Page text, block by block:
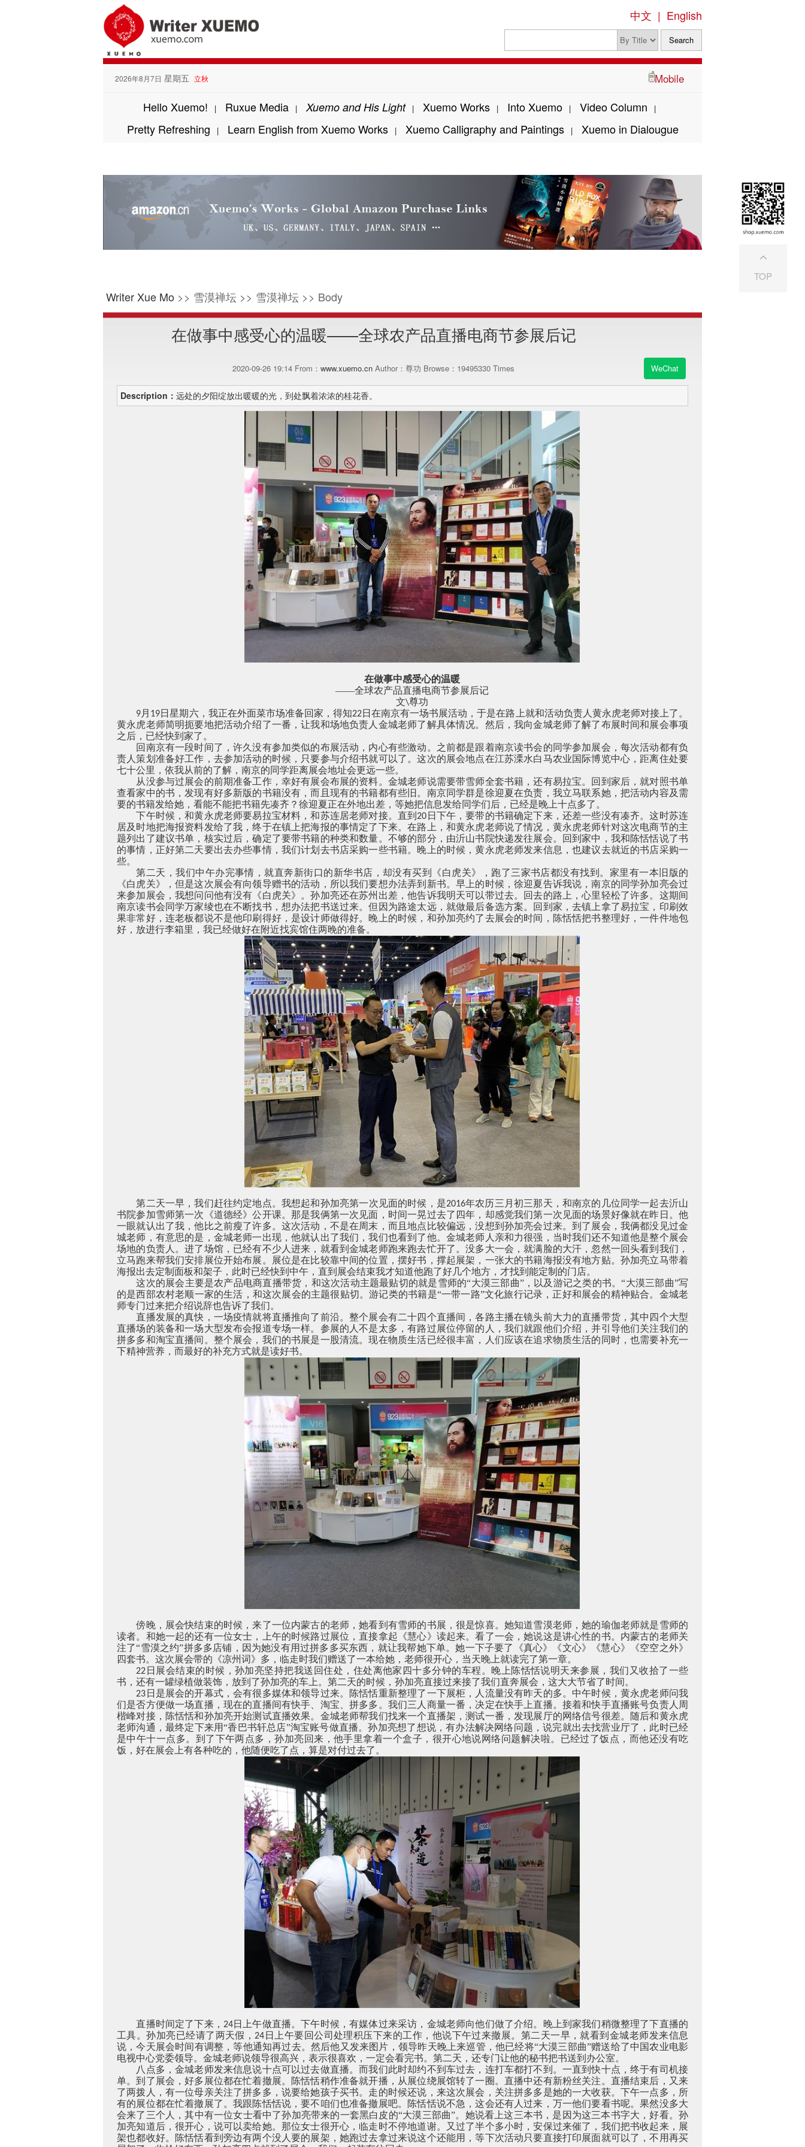
中文 | English
2026年8月7日 星期五 立秋 Mobile
Hello Xuemo! | Ruxue Media | Xuemo and His Light | Xuemo Works | Into Xuemo | Video Column |
Pretty Refreshing | Learn English from Xuemo Works | Xuemo Calligraphy and Paintings | Xuemo in Dialougue
Writer Xue Mo >> 雪漠禅坛 >> 雪漠禅坛 >> Body
在做事中感受心的温暖——全球农产品直播电商节参展后记
2020-09-26 19:14 From： www.xuemo.cn Author：尊功 Browse： 19495330 Times WeChat
Description： 远处的夕阳绽放出暖暖的光，到处飘着浓浓的桂花香。
在做事中感受心的温暖
——全球农产品直播电商节参展后记
文\尊功
9月 19日星期六，我正在外面菜市场准备回家，得知22日在南京有一场书展活动，于是在路上就和活动负责人黄永虎老师对接上了。
黄永虎老师简明扼要地把活动介绍了一番，让我和场地负责人金城老师了解具体情况。然后，我向金城老师了解了布展时间和展会事项
之后，已经快到家了。
回南京有一段时间了，许久没有参加类似的布展活动，内心有些激动。之前都是跟着南京读书会的同学参加展会，每次活动都有负
责人策划准备好工作，去参加活动的时候，只要参与介绍书就可以了。这次的展会地点在江苏溧水白马农业国际博览中心，距离住处要
七十公里，依我从前的了解，南京的同学距离展会地址会更远一些。
从没参与过展会的前期准备工作，幸好有展会布展的资料。金城老师说需要带雪师全套书籍，还有易拉宝。回到家后，就对照书单
查看家中的书，发现有好多新版的书籍没有，而且现有的书籍都有些旧。南京同学群是徐迎夏在负责，我立马联系她，把活动内容及需
要的书籍发给她，看能不能把书籍先凑齐？徐迎夏正在外地出差，等她把信息发给同学们后，已经是晚上十点多了。
下午时候，和黄永虎老师要易拉宝材料，和苏连居老师对接。直到 20 日下午，要带的书籍确定下来，还差一些没有凑齐。这时苏连
居及时地把海报资料发给了我，终于在镇上把海报的事情定了下来。在路上，和黄永虎老师说了情况，黄永虎老师针对这次电商节的主
题列出了建议书单，核实过后，确定了要带书籍的种类和数量。不够的部分，由沂山书院快递发往展会。回到家中，我和陈恬恬说了书
的事情，正好第二天要出去办些事情，我们计划去书店采购一些书籍。晚上的时候，黄永虎老师发来信息，也建议去就近的书店采购一
些。
第二天，我们中午办完事情，就直奔新街口的新华书店，却没有买到《白虎关》，跑了三家书店都没有找到。家里有一本旧版的
《白虎关》，但是这次展会有向领导赠书的活动，所以我们要想办法弄到新书。早上的时候，徐迎夏告诉我说，南京的同学孙加亮会过
来参加展会，我想问问他有没有《白虎关》。孙加亮还在苏州出差，他告诉我明天可以带过去。回去的路上，心里轻松了许多。这期间
南京读书会同学万家绫也在不断找书，想办法把书送过来。但因为路途太远，就做最后备选方案。回到家，去镇上拿了易拉宝，印刷效
果非常好，连老板都说不是他印刷得好，是设计师做得好。晚上的时候，和孙加亮约了去展会的时间，陈恬恬把书整理好，一件件地包
好，放进行李箱里，我已经做好在附近找宾馆住两晚的准备。
第二天一早，我们赶往约定地点。我想起和孙加亮第一次见面的时候，是2016年农历三月初三那天，和南京的几位同学一起去沂山
书院参加雪师第一次《道德经》公开课。那是我俩第一次见面，时间一晃过去了四年，却感觉我们第一次见面的场景好像就在昨日。他
一眼就认出了我，他比之前瘦了许多。这次活动，不是在周末，而且地点比较偏远，没想到孙加亮会过来。到了展会，我俩都没见过金
城老师，有意思的是，金城老师一出现，他就认出了我们，我们也看到了他。金城老师人亲和力很强，当时我们还不知道他是整个展会
场地的负责人。进了场馆，已经有不少人进来，就看到金城老师跑来跑去忙开了。没多大一会，就满脸的大汗，忽然一回头看到我们，
立马跑来帮我们安排展位开始布展。展位是在比较靠中间的位置，摆好书，撑起展架，一张大的书籍海报没有地方贴。孙加亮立马带着
海报出去定制面板和架子，此时已经快到中午，直到展会结束我才知道他跑了好几个地方，才找到能定制的门店。
这次的展会主要是农产品电商直播带货，和这次活动主题最贴切的就是雪师的“大漠三部曲”，以及游记之类的书。“大漠三部曲”写
的是西部农村老顺一家的生活，和这次展会的主题很贴切。游记类的书籍是“一带一路”文化旅行记录，正好和展会的精神贴合。金城老
师专门过来把介绍说辞也告诉了我们。
直播发展的真快，一场疫情就将直播推向了前沿。整个展会有二十四个直播间，各路主播在镜头前大力的直播带货，其中四个大型
直播场的装备和一场大型发布会报道专场一样。参展的人不是太多，有路过展位停留的人，我们就跟他们介绍，并引导他们关注我们的
拼多多和淘宝直播间。整个展会，我们的书展是一股清流。现在物质生活已经很丰富，人们应该在追求物质生活的同时，也需要补充一
下精神营养，而最好的补充方式就是读好书。
傍晚，展会快结束的时候，来了一位内蒙古的老师，她看到有雪师的书展，很是惊喜。她知道雪漠老师，她的瑜伽老师就是雪师的
读者。和她一起的还有一位女士，上午的时候路过展位，直接拿起《慧心》读起来。看了一会，她说这是讲心性的书。内蒙古的老师关
注了“雪漠之约”拼多多店铺，因为她没有用过拼多多买东西，就让我帮她下单。她一下子要了《真心》《文心》《慧心》《空空之外》
四套书。这次展会带的《凉州词》多，临走时我们赠送了一本给她，老师很开心，当天晚上就读完了第一章。
22 日展会结束的时候，孙加亮坚持把我送回住处，住处离他家四十多分钟的车程。晚上陈恬恬说明天来参展，我们又收拾了一些
书，还有一罐绿植做装饰，放到了孙加亮的车上。第二天的时候，孙加亮直接过来接了我们直奔展会，这大大节省了时间。
23 日是展会的开幕式，会有很多媒体和领导过来。陈恬恬重新整理了一下展柜，人流量没有昨天的多。中午时候，黄永虎老师问我
们是否方便做一场直播，现在的直播间有快手、淘宝、拼多多。我们三人商量一番，决定在快手上直播。接着和快手直播账号负责人周
楷峰对接，陈恬恬和孙加亮开始测试直播效果。金城老师帮我们找来一个直播架，测试一番，发现展厅的网络信号很差。随后和黄永虎
老师沟通，最终定下来用“香巴书轩总店”淘宝账号做直播。孙加亮想了想说，有办法解决网络问题，说完就出去找营业厅了，此时已经
是中午十一点多。到了下午两点多，孙加亮回来，他手里拿着一个盒子，很开心地说网络问题解决啦。已经过了饭点，而他还没有吃
饭，好在展会上有各种吃的，他随便吃了点，算是对付过去了。
直播时间定了下来， 24日上午做直播。下午时候，有媒体过来采访，金城老师向他们做了介绍。晚上到家我们稍微整理了下直播的
工具。孙加亮已经请了两天假， 24 日上午要回公司处理积压下来的工作，他说下午过来撤展。第二天一早，就看到金城老师发来信息
说，今天展会时间有调整，等他通知再过去。然后他又发来图片，领导昨天晚上来巡管，他已经将“大漠三部曲”赠送给了中国农业电影
电视中心党委领导。金城老师说领导很高兴，表示很喜欢，一定会看完书。第二天，还专门让他的秘书把书送到办公室。
八点多，金城老师发来信息说十点可以过去做直播。而我们此时却约不到车过去，连打车都打不到。一直到快十点，终于有司机接
单。到了展会，好多展位都在忙着撤展。陈恬恬稍作准备就开播，从展位绕展馆转了一圈。直播中还有新粉丝关注。直播结束后，又来
了两拨人，有一位母亲关注了拼多多，说要给她孩子买书。走的时候还说，来这次展会，关注拼多多是她的一大收获。下午一点多，所
有的展位都在忙着撤展了。我跟陈恬恬说，要不咱们也准备撤展吧。陈恬恬说不急，这会还有人过来，万一他们要看书呢。果然没多大
会来了三个人，其中有一位女士看中了孙加亮带来的一套黑白皮的“大漠三部曲”。她说看上这三本书，是因为这三本书字大，好看。孙
加亮知道后，很开心，说可以卖给她。那位女士很开心，临走时不停地道谢。又过了半个多小时，安保过来催了，我们把书收起来，展
架也都收好。陈恬恬看到旁边有两个没人要的展架，她跑过去拿过来说这个还能用，等下次活动只要直接打印展面就可以了，不用再买
TOP